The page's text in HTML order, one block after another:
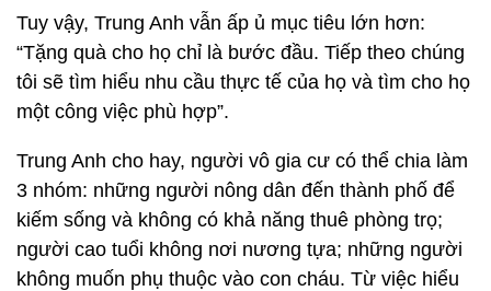
Tuy vậy, Trung Anh vẫn ấp ủ mục tiêu lớn hơn:
“Tặng quà cho họ chỉ là bước đầu. Tiếp theo chúng
tôi sẽ tìm hiểu nhu cầu thực tế của họ và tìm cho họ
một công việc phù hợp”.
Trung Anh cho hay, người vô gia cư có thể chia làm
3 nhóm: những người nông dân đến thành phố để
kiếm sống và không có khả năng thuê phòng trọ;
người cao tuổi không nơi nương tựa; những người
không muốn phụ thuộc vào con cháu. Từ việc hiểu